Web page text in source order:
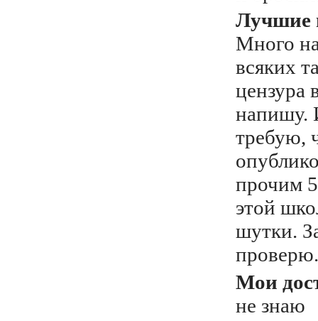
Лучшие
Много
всяких
цензура
напишу.
требую,
прочим
этой
шутки.
проверю.
Мои
не знаю